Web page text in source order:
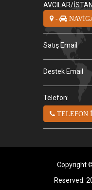
AVCILAR/
-
Satış Email
Destek Email
Telefon:
TELEFON
Copyright
Reserved.